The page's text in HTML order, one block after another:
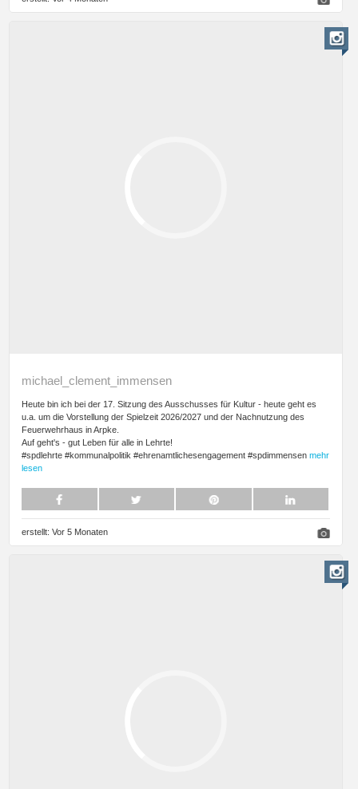
michael_clement_immensen
Heute bin ich bei der 17. Sitzung des Ausschusses für Kultur - heute geht es
u.a. um die Vorstellung der Spielzeit 2026/2027 und der Nachnutzung des
Feuerwehrhaus in Arpke.
Auf geht's - gut Leben für alle in Lehrte!
#spdlehrte #kommunalpolitik #ehrenamtlichesengagement #spdimmensen mehr
lesen
erstellt: Vor 5 Monaten